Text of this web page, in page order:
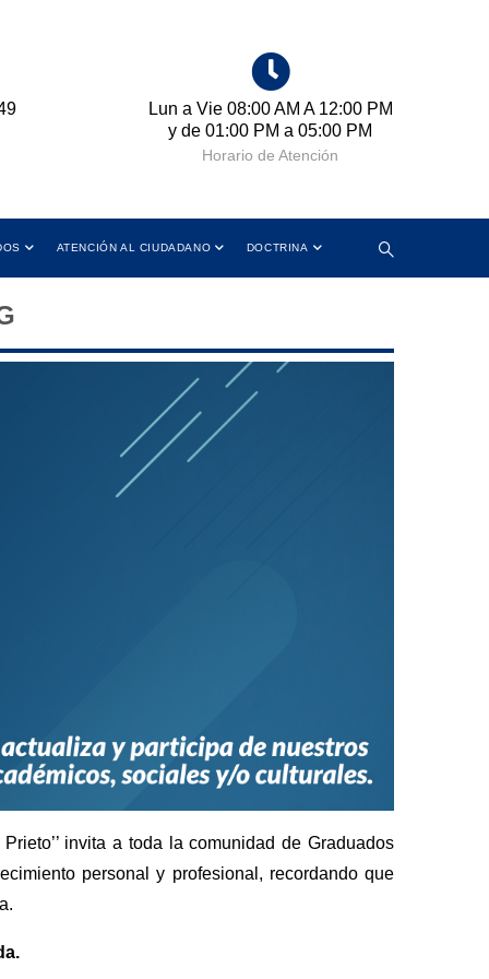
Lun a Vie 08:00 AM A 12:00 PM
y de 01:00 PM a 05:00 PM
Horario de Atención
ATENCIÓN AL CIUDADANO DOCTRINA
invita a toda la comunidad de Graduados
personal y profesional, recordando que